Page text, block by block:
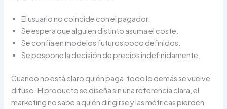
El usuario no coincide con el pagador.
Se espera que alguien distinto asuma el coste.
Se confía en modelos futuros poco definidos.
Se pospone la decisión de precios indefinidamente.
Cuando no está claro quién paga, todo lo demás se vuelve
difuso. El producto se diseña sin una referencia clara, el
marketing no sabe a quién dirigirse y las métricas pierden